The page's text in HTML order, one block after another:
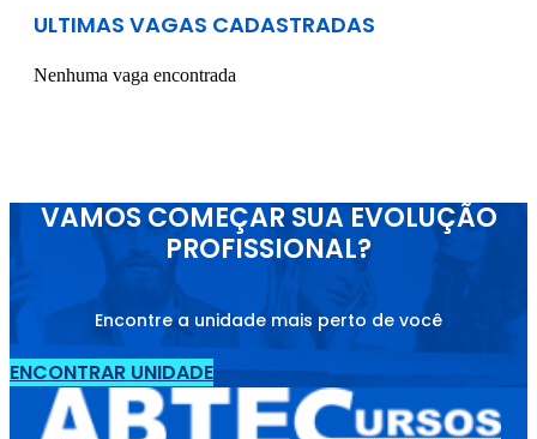
ULTIMAS VAGAS CADASTRADAS
Nenhuma vaga encontrada
VAMOS COMEÇAR SUA EVOLUÇÃO
PROFISSIONAL?
Encontre a unidade mais perto de você
ENCONTRAR UNIDADE